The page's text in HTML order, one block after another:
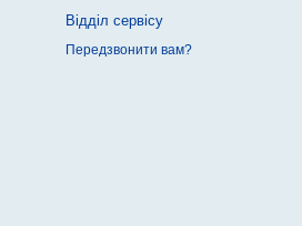
Відділ сервісу
Передзвонити вам?